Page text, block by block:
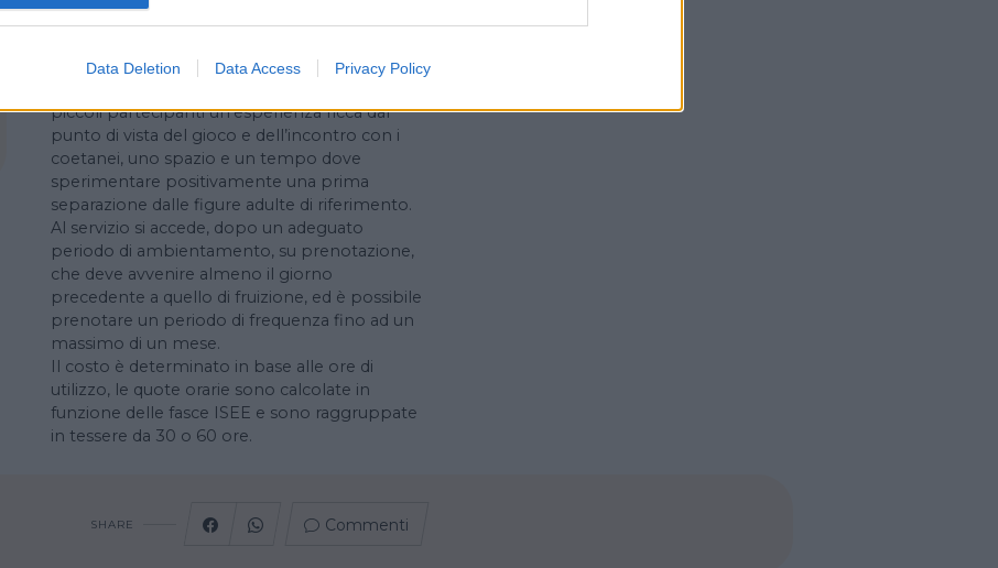
Data Deletion Data Access Privacy Policy
utilizzare il tempo prolungato dei nidi
piccoli partecipanti un’esperienza ricca dal
punto di vista del gioco e dell’incontro con i
coetanei, uno spazio e un tempo dove
sperimentare positivamente una prima
separazione dalle figure adulte di riferimento.
Al servizio si accede, dopo un adeguato
periodo di ambientamento, su prenotazione,
che deve avvenire almeno il giorno
precedente a quello di fruizione, ed è possibile
prenotare un periodo di frequenza fino ad un
massimo di un mese.
Il costo è determinato in base alle ore di
utilizzo, le quote orarie sono calcolate in
funzione delle fasce ISEE e sono raggruppate
in tessere da 30 o 60 ore.
SHARE Commenti